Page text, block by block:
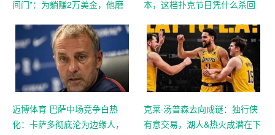
间门”：为躺赚2万美金，他磨
本，这档扑克节目凭什么杀回
迈博体育 巴萨中场竞争白热
化：卡萨多彻底沦为边缘人，
克莱·汤普森去向成谜：独行侠
有意交易，湖人&热火成潜在下